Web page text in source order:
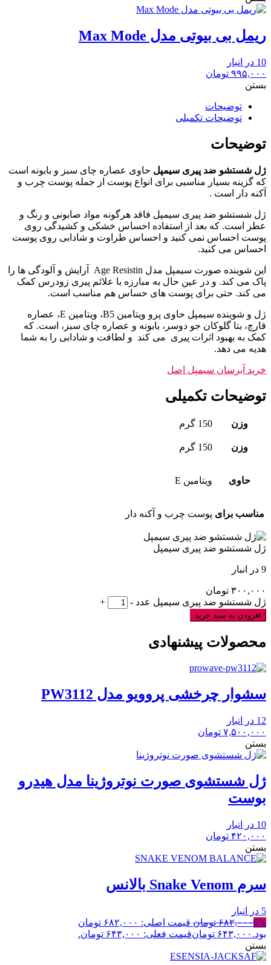
ریمل بی بیوتی مدل Max Mode
10 در انبار
۹۹۵,۰۰۰ تومان
بستن
توضیحات
توضیحات تکمیلی
توضیحات
ژل شستشو ضد پیری سیمپل حاوی عصاره چای سبز و بابونه است
که گزینه بسیار مناسبی برای انواع پوست از جمله پوست چرب و
آکنه دار است .
ژل شستشو ضد پیری سیمپل فاقد هرگونه مواد صابونی و رنگ و
عطر است. که بعد از استفاده احساس خشکی و کشیدگی روی
پوست احساس نمی کنید و احساس طراوت و شادابی روی پوست
احساس می کنید.
این شوینده صورت سیمپل مدل Age Resistin آرایش و آلودگی ها را
پاک می کند. و در عین حال به مبارزه با علائم پیری زودرس کمک
می کند. حتی برای پوست های حساس هم مناسب است.
ژل و شوینده سیمپل حاوی پرو ویتامین B5، ویتامین E، عصاره
قارچ، بتا گلوکان جو دوسر، بابونه و عصاره چای سبز، است. که
کمک به بهبود اثرات پیری می کند و لطافت و شادابی را به شما
هدیه می دهد.
خرید آبرسان سیمپل اصل
توضیحات تکمیلی
وزن 150 گرم
وزن 150 گرم
حاوی ویتامین E
مناسب برای پوست چرب و آکنه دار
ژل شستشو ضد پیری سیمپل
9 در انبار
۳۰۰,۰۰۰ تومان
ژل شستشو ضد پیری سیمپل عدد -
+
افزودن به سبد خرید
محصولات پیشنهادی
سشوار چرخشی پروویو مدل PW3112
12 در انبار
۷,۵۰۰,۰۰۰ تومان
بستن
ژل شستشوی صورت نوتروژینا مدل هیدرو
بوست
10 در انبار
۴۲۰,۰۰۰ تومان
بستن
سرم Snake Venom بالانس
5 در انبار
6%۶۸۲,۰۰۰ تومان
قیمت اصلی: ۶۸۲,۰۰۰ تومان
بود. ۶۴۳,۰۰۰ تومانقیمت فعلی: ۶۴۳,۰۰۰ تومان.
بستن